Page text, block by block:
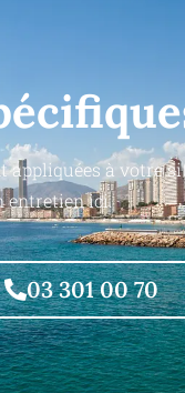
appliquées à votre
entretien ici.
03 301 00 70